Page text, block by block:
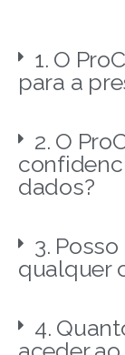
1. O
para a
2. O
dados?
3.
qualquer
4.